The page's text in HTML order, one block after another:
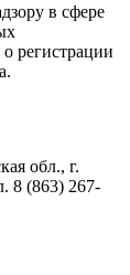
в сфере
регистрации
обл., г.
8 (863) 267-